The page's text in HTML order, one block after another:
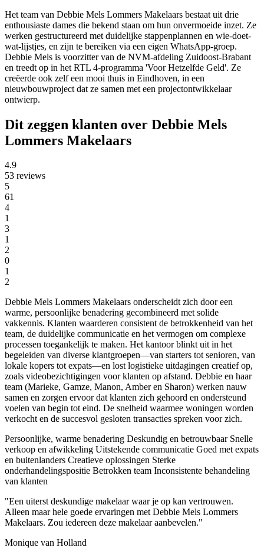
Het team van Debbie Mels Lommers Makelaars bestaat uit drie
enthousiaste dames die bekend staan om hun onvermoeide inzet. Ze
werken gestructureerd met duidelijke stappenplannen en wie-doet-
wat-lijstjes, en zijn te bereiken via een eigen WhatsApp-groep.
Debbie Mels is voorzitter van de NVM-afdeling Zuidoost-Brabant
en treedt op in het RTL 4-programma 'Voor Hetzelfde Geld'. Ze
creëerde ook zelf een mooi thuis in Eindhoven, in een
nieuwbouwproject dat ze samen met een projectontwikkelaar
ontwierp.
Dit zeggen klanten over Debbie Mels
Lommers Makelaars
4.9
53 reviews
5
61
4
1
3
1
2
0
1
2
Debbie Mels Lommers Makelaars onderscheidt zich door een
warme, persoonlijke benadering gecombineerd met solide
vakkennis. Klanten waarderen consistent de betrokkenheid van het
team, de duidelijke communicatie en het vermogen om complexe
processen toegankelijk te maken. Het kantoor blinkt uit in het
begeleiden van diverse klantgroepen—van starters tot senioren, van
lokale kopers tot expats—en lost logistieke uitdagingen creatief op,
zoals videobezichtigingen voor klanten op afstand. Debbie en haar
team (Marieke, Gamze, Manon, Amber en Sharon) werken nauw
samen en zorgen ervoor dat klanten zich gehoord en ondersteund
voelen van begin tot eind. De snelheid waarmee woningen worden
verkocht en de succesvol gesloten transacties spreken voor zich.
Persoonlijke, warme benadering Deskundig en betrouwbaarSnelle
verkoop en afwikkeling Uitstekende communicatie Goed met expats
en buitenlanders Creatieve oplossingen Sterke
onderhandelingspositie Betrokken team Inconsistente behandeling
van klanten
"Een uiterst deskundige makelaar waar je op kan vertrouwen.
Alleen maar hele goede ervaringen met Debbie Mels Lommers
Makelaars. Zou iedereen deze makelaar aanbevelen."
Monique van Holland